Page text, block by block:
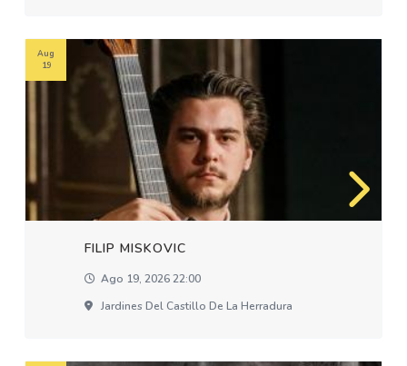
FILIP MISKOVIC
Ago 19, 2026 22:00
Jardines Del Castillo De La Herradura
Aug
19